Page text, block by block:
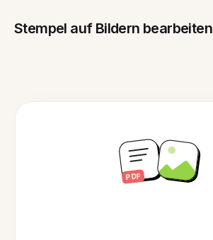
Stempel auf Bildern bearbeiten